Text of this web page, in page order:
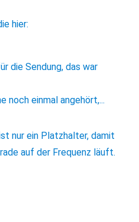
hier:
die Sendung, das war
noch einmal angehört,...
nur ein Platzhalter, damit
auf der Frequenz läuft.